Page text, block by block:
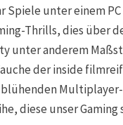
unter einem
Thrills, dies über
unter anderem
der inside
diese unser